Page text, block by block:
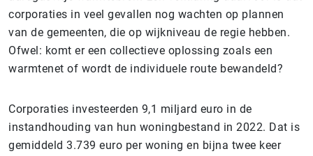
corporaties in veel gevallen nog wachten op plannen
van de gemeenten, die op wijkniveau de regie hebben.
Ofwel: komt er een collectieve oplossing zoals een
warmtenet of wordt de individuele route bewandeld?
Corporaties investeerden 9,1 miljard euro in de
instandhouding van hun woningbestand in 2022. Dat is
gemiddeld 3.739 euro per woning en bijna twee keer